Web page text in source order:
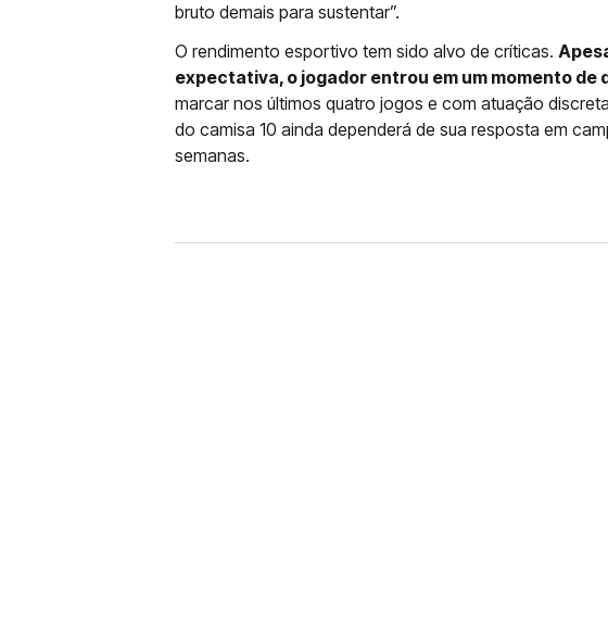
bruto demais para sustentar”.
O rendimento esportivo tem sido alvo de críticas.
expectativa, o jogador entrou em um momento de
marcar nos últimos quatro jogos e com atuação
do camisa 10 ainda dependerá de sua resposta em
semanas.